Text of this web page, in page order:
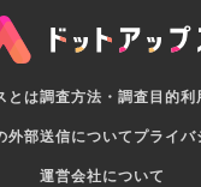
とは調査方法・調査目的利
外部送信についてプライバ
運営会社について